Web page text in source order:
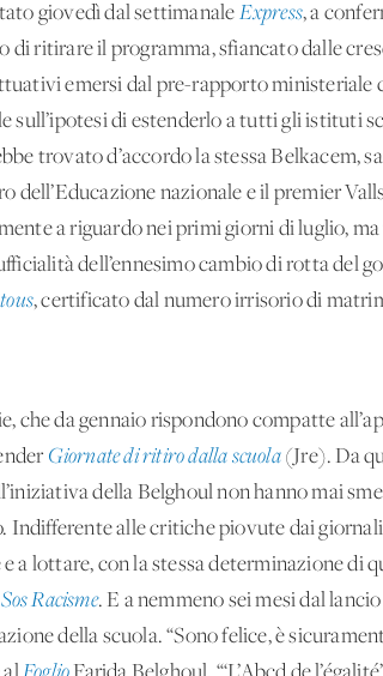
giovedì dal settimanale Express, a
di ritirare il programma, sfiancato dalle
emersi dal pre-rapporto
sull’ipotesi di estenderlo a tutti gli istituti
trovato d’accordo la stessa Belkacem,
dell’Educazione nazionale e il premier
a riguardo nei primi giorni di luglio,
dell’ennesimo cambio di rotta del
, certificato dal numero irrisorio di
che da gennaio rispondono compatte
Giornate di ritiro dalla scuola(Jre). Da
della Belghoul non hanno mai
Indifferente alle critiche piovute dai
a lottare, con la stessa determinazione di
Sos Racisme. E a nemmeno sei mesi dal
della scuola. “Sono felice, è